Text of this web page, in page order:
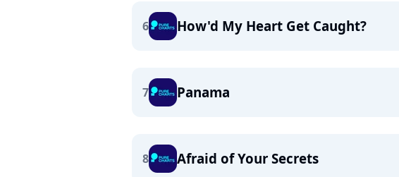
6 How'd My Heart Get Caught?
7 Panama
8 Afraid of Your Secrets